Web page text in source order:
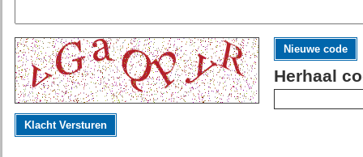
Nieuwe code
Herhaal
Klacht Versturen